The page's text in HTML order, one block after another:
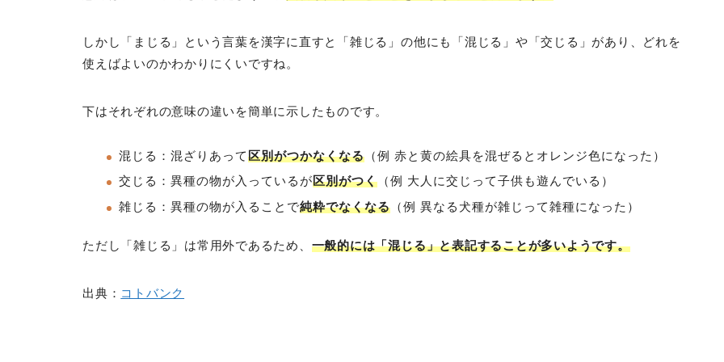
しかし「まじる」という言葉を漢字に直すと「雑じる」の他にも「混じる」や「交じる」があり、どれを
使えばよいのかわかりにくいですね。
下はそれぞれの意味の違いを簡単に示したものです。
混じる：混ざりあって区別がつかなくなる （例 赤と黄の絵具を混ぜるとオレンジ色になった）
交じる：異種の物が入っているが区別がつく （例 大人に交じって子供も遊んでいる）
雑じる：異種の物が入ることで純粋でなくなる （例 異なる犬種が雑じって雑種になった）
ただし「雑じる」は常用外であるため、 一般的には「混じる」と表記することが多いようです。
出典： コトバンク